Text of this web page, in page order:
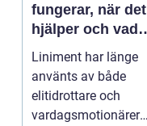
fungerar, när det
hjälper och vad
man bör tänka på
Liniment har länge
använts av både
elitidrottare och
vardagsmotionärer